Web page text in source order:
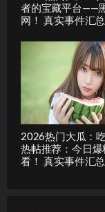
者的宝藏平台——
网！ 真实事件汇总
2026热门大瓜：
热帖推荐：今日爆
看！ 真实事件汇总